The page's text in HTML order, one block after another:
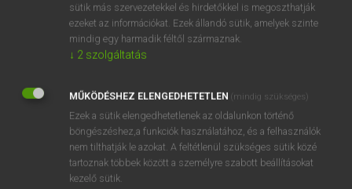
MICROSOFT OFFICE BŐVÍTMÉNY
BEÉPÜLŐ SZÓTÁRMODUL
ONLINE NYELVVIZSGA
EGYÉNI FELHASZNÁLÓKNAK
TANULÓKNAK
OKTATÁSI INTÉZMÉNYEKNEK
VÁLLALATI MEGOLDÁSOK
sütik más szervezetekkel és hirdetőkkel is megoszthatják
ezeket az információkat. Ezek állandó sütik, amelyek szinte
mindig egy harmadik féltől származnak.
↓ 2 szolgáltatás
MŰKÖDÉSHEZ ELENGEDHETETLEN (mindig szükséges)
Ezek a sütik elengedhetetlenek az oldalunkon történő
böngészéshez,a funkciók használatához, és a felhasználók
nem tilthatják le azokat. A feltétlenül szükséges sütik közé
tartoznak többek között a személyre szabott beállításokat
kezelő sütik.